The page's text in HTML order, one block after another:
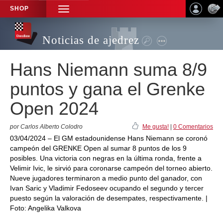
SHOP
TOGGLE
NAVIGATION
Noticias de ajedrez
Hans Niemann suma 8/9
puntos y gana el Grenke
Open 2024
por Carlos Alberto Colodro Me gusta! 0 Comentarios
03/04/2024 – El GM estadounidense Hans Niemann se coronó
campeón del GRENKE Open al sumar 8 puntos de los 9
posibles. Una victoria con negras en la última ronda, frente a
Velimir Ivic, le sirvió para coronarse campeón del torneo abierto.
Nueve jugadores terminaron a medio punto del ganador, con
Ivan Saric y Vladimir Fedoseev ocupando el segundo y tercer
puesto según la valoración de desempates, respectivamente. |
Foto: Angelika Valkova